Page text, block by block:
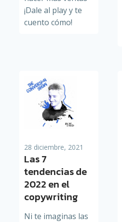
¡Dale al play y te
cuento cómo!
28 diciembre, 2021
Las 7
tendencias de
2022 en el
copywriting
Ni te imaginas las